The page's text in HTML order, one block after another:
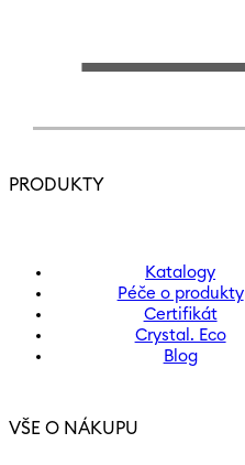
PRODUKTY
Katalogy
Péče o produkty
Certifikát
Crystal. Eco
Blog
VŠE O NÁKUPU